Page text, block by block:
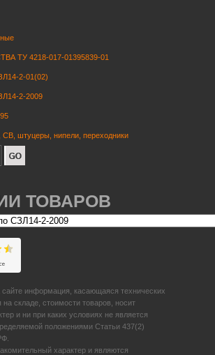
ТУ 4218-017-01395839-01
2-01(02)
2-2009
штуцеры, нипели, переходники
ТОВАРОВ
сайте информация, касающаяся технических
на складе, стоимости товаров, носит
и ни при каких условиях не является
положениями Статьи 437(2)
характер и являются